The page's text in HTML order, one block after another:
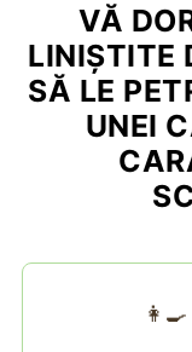
VĂ
LINIŞTITE
SĂ LE
UNEI